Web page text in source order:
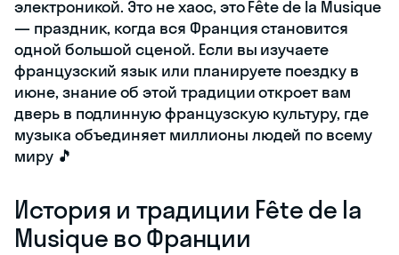
электроникой. Это не хаос, это Fête de la Musique
— праздник, когда вся Франция становится
одной большой сценой. Если вы изучаете
французский язык или планируете поездку в
июне, знание об этой традиции откроет вам
дверь в подлинную французскую культуру, где
музыка объединяет миллионы людей по всему
миру 🎵
История и традиции Fête de la
Musique во Франции